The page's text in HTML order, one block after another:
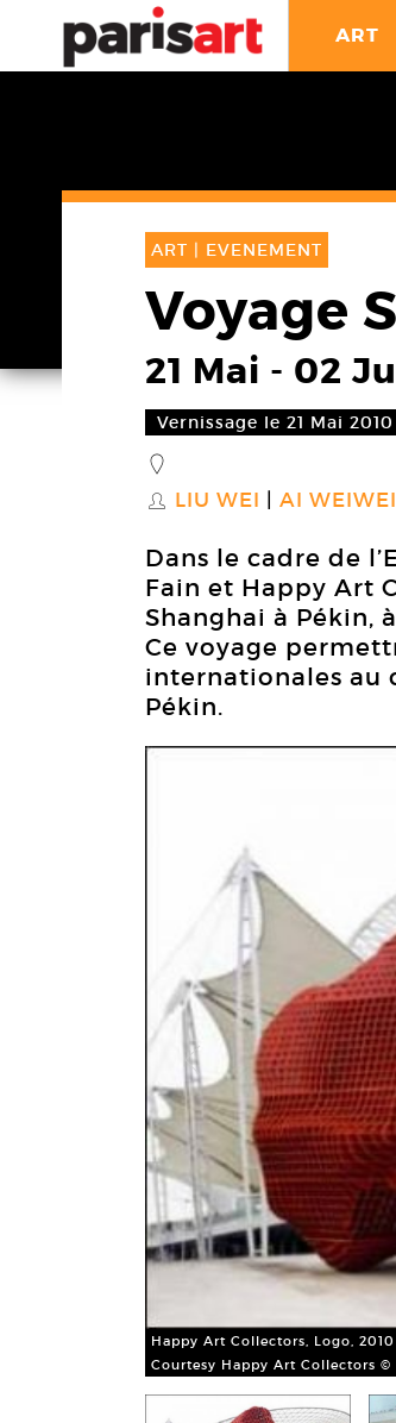
ART
ART | EVENEMENT
Voyage
21 Mai - 02
Vernissage le 21 Mai 2010
_
S LIU WEI AI WEIWEI
Dans le cadre de
Fain et Happy Art
Shanghai à Pékin,
Ce voyage
internationales au
Pékin.
Happy Art Collectors, Logo, 2010
Courtesy Happy Art Collectors